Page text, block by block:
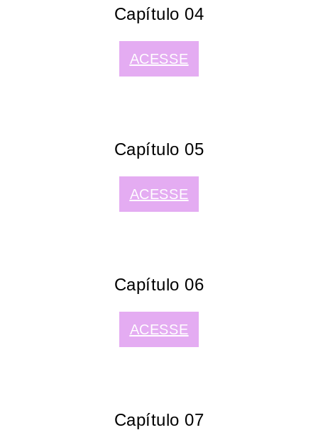
Capítulo 04
ACESSE
Capítulo 05
ACESSE
Capítulo 06
ACESSE
Capítulo 07